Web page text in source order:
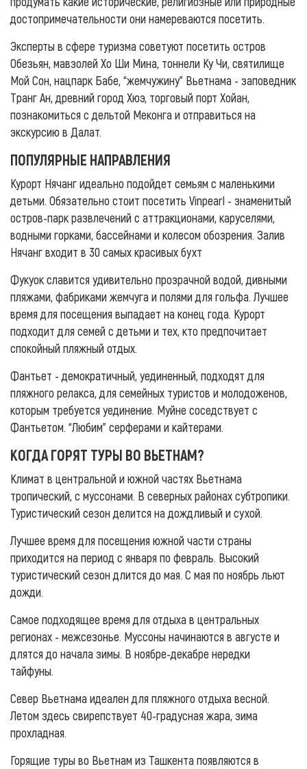
достопримечательности они намереваются посетить.
Эксперты в сфере туризма советуют посетить остров
Обезьян, мавзолей Хо Ши Мина, тоннели Ку Чи, святилище
Мой Сон, нацпарк Бабе, “жемчужину” Вьетнама - заповедник
Транг Ан, древний город Хюэ, торговый порт Хойан,
познакомиться с дельтой Меконга и отправиться на
экскурсию в Далат.
ПОПУЛЯРНЫЕ НАПРАВЛЕНИЯ
Курорт Нячанг идеально подойдет семьям с маленькими
детьми. Обязательно стоит посетить Vinpearl - знаменитый
остров-парк развлечений с аттракционами, каруселями,
водными горками, бассейнами и колесом обозрения. Залив
Нячанг входит в 30 самых красивых бухт
Фукуок славится удивительно прозрачной водой, дивными
пляжами, фабриками жемчуга и полями для гольфа. Лучшее
время для посещения выпадает на конец года. Курорт
подходит для семей с детьми и тех, кто предпочитает
спокойный пляжный отдых.
Фантьет - демократичный, уединенный, подходят для
пляжного релакса, для семейных туристов и молодоженов,
которым требуется уединение. Муйне соседствует с
Фантьетом. “Любим” серферами и кайтерами.
КОГДА ГОРЯТ ТУРЫ ВО ВЬЕТНАМ?
Климат в центральной и южной частях Вьетнама
тропический, с муссонами. В северных районах субтропики.
Туристический сезон делится на дождливый и сухой.
Лучшее время для посещения южной части страны
приходится на период с января по февраль. Высокий
туристический сезон длится до мая. С мая по ноябрь льют
дожди.
Самое подходящее время для отдыха в центральных
регионах - межсезонье. Муссоны начинаются в августе и
длятся до начала зимы. В ноябре-декабре нередки
тайфуны.
Север Вьетнама идеален для пляжного отдыха весной.
Летом здесь свирепствует 40-градусная жара, зима
прохладная.
Горящие туры во Вьетнам из Ташкента появляются в